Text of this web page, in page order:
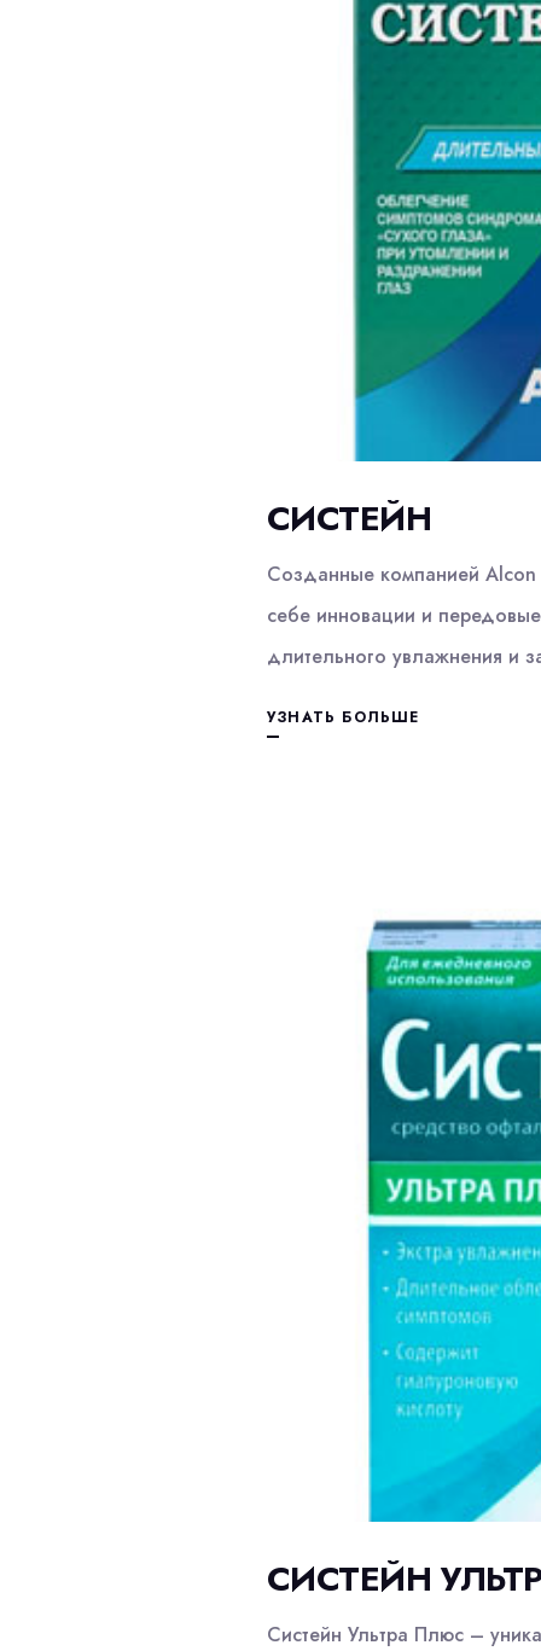
СИСТЕЙН
Созданные компанией Alcon
себе инновации и
длительного увлажнения и
УЗНАТЬ БОЛЬШЕ
СИСТЕЙН
Систейн Ультра Плюс –